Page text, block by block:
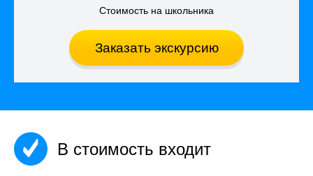
Стоимость на школьника
Заказать экскурсию
В стоимость входит